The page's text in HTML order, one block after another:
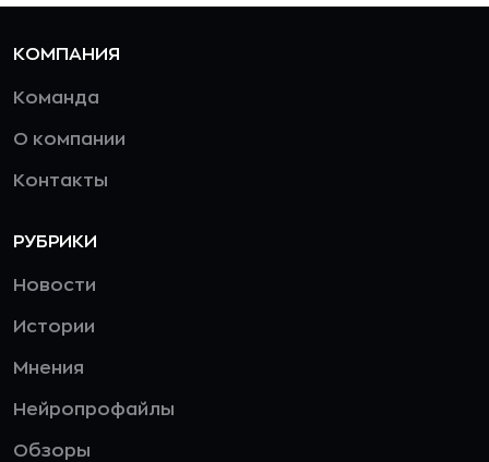
КОМПАНИЯ
Команда
О компании
Контакты
РУБРИКИ
Новости
Истории
Мнения
Нейропрофайлы
Обзоры